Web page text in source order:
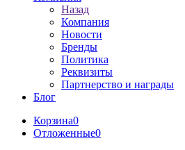
Назад
Компания
Новости
Бренды
Политика
Реквизиты
Партнерство и награды
Блог
Корзина0
Отложенные0